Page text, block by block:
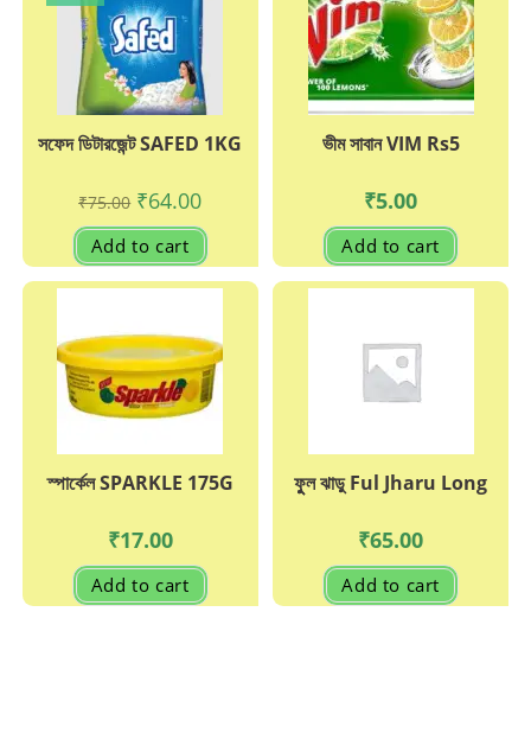
সফেদ ডিটারজেন্ট SAFED 1KG
₹75.00 Original
price
was:
₹75.00.
₹64.00Current
is:
₹64.00.
Add to cart
ভীম সাবান VIM Rs5
₹5.00
Add to cart
স্পার্কেল SPARKLE 175G
₹17.00
Add to cart
ফুুল ঝাড়ু Ful Jharu Long
₹65.00
Add to cart